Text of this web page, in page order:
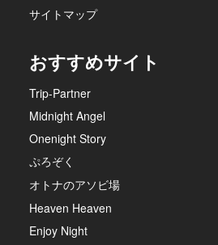
サイトマップ
おすすめサイト
Trip-Partner
Midnight Angel
Onenight Story
ぷろぞく
オトナのアソビ場
Heaven Heaven
Enjoy Night